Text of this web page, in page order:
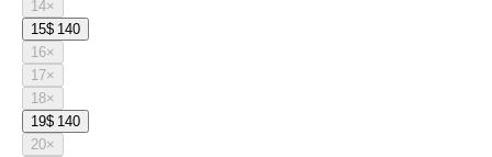
14×
15$ 140
16×
17×
18×
19$ 140
20×